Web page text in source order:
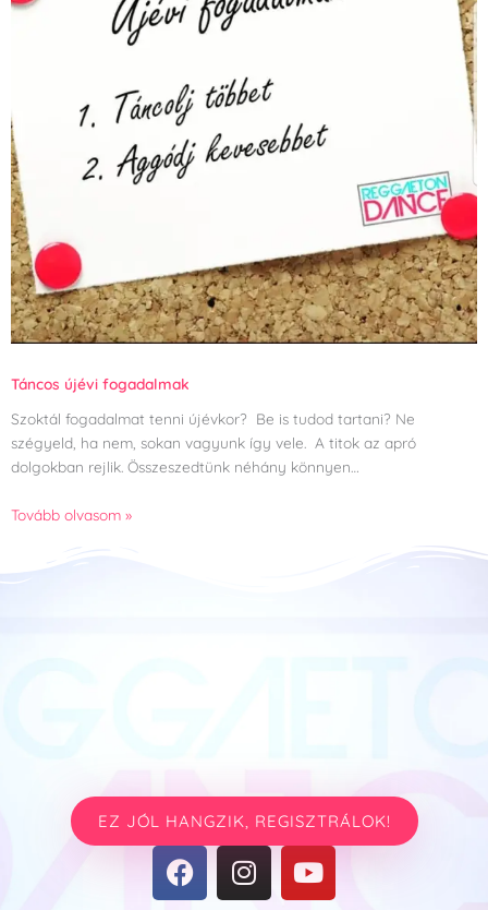
Táncos újévi fogadalmak
Szoktál fogadalmat tenni újévkor? Be is tudod tartani? Ne
szégyeld, ha nem, sokan vagyunk így vele. A titok az apró
dolgokban rejlik. Összeszedtünk néhány könnyen…
Tovább olvasom »
F
a
I
n
Y
o
EZ JÓL HANGZIK, REGISZTRÁLOK!